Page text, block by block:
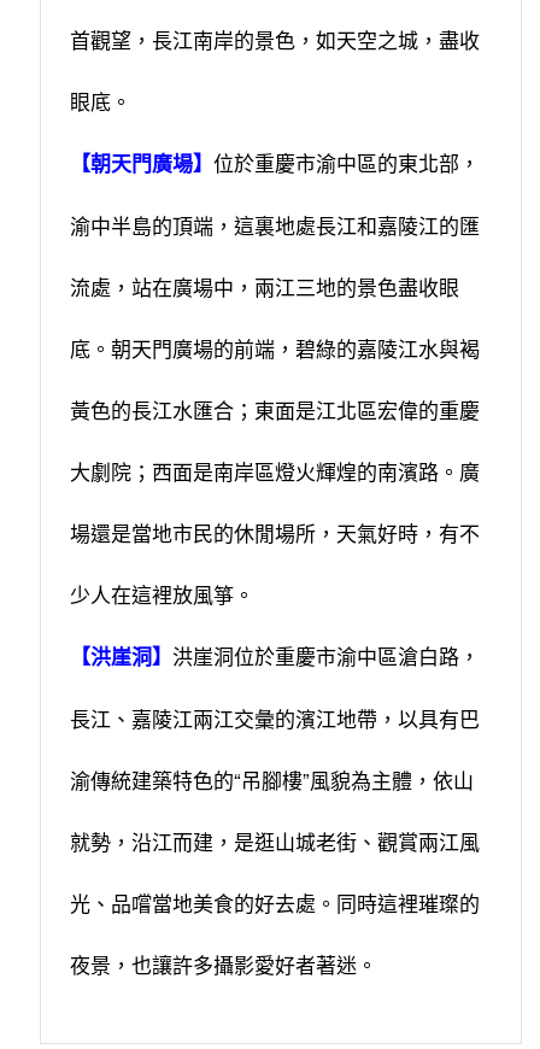
首觀望，長江南岸的景色，如天空之城，盡收
眼底。
【朝天門廣場】 位於重慶市渝中區的東北部，
渝中半島的頂端，這裏地處長江和嘉陵江的匯
流處，站在廣場中，兩江三地的景色盡收眼
底。朝天門廣場的前端，碧綠的嘉陵江水與褐
黃色的長江水匯合；東面是江北區宏偉的重慶
大劇院；西面是南岸區燈火輝煌的南濱路。廣
場還是當地市民的休閒場所，天氣好時，有不
少人在這裡放風箏。
【洪崖洞】 洪崖洞位於重慶市渝中區滄白路，
長江、嘉陵江兩江交彙的濱江地帶，以具有巴
渝傳統建築特色的“吊腳樓”風貌為主體，依山
就勢，沿江而建，是逛山城老街、觀賞兩江風
光、品嚐當地美食的好去處。同時這裡璀璨的
夜景，也讓許多攝影愛好者著迷。